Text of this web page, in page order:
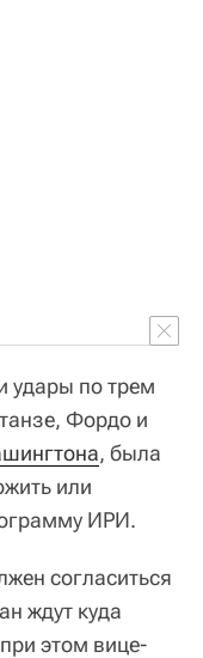
удары по трем
Фордо и
, была
или
ИРИ.
согласиться
ждут куда
этом вице-